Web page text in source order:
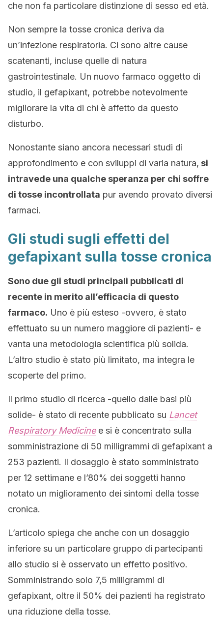
che non fa particolare distinzione di sesso ed età.
Non sempre la tosse cronica deriva da
un’infezione respiratoria. Ci sono altre cause
scatenanti, incluse quelle di natura
gastrointestinale. Un nuovo farmaco oggetto di
studio, il gefapixant, potrebbe notevolmente
migliorare la vita di chi è affetto da questo
disturbo.
Nonostante siano ancora necessari studi di
approfondimento e con sviluppi di varia natura, si
intravede una qualche speranza per chi soffre
di tosse incontrollata pur avendo provato diversi
farmaci.
Gli studi sugli effetti del
gefapixant sulla tosse cronica
Sono due gli studi principali pubblicati di
recente in merito all’efficacia di questo
farmaco. Uno è più esteso -ovvero, è stato
effettuato su un numero maggiore di pazienti- e
vanta una metodologia scientifica più solida.
L’altro studio è stato più limitato, ma integra le
scoperte del primo.
Il primo studio di ricerca -quello dalle basi più
solide- è stato di recente pubblicato su Lancet
Respiratory Medicinee si è concentrato sulla
somministrazione di 50 milligrammi di gefapixant a
253 pazienti. Il dosaggio è stato somministrato
per 12 settimane e l’80% dei soggetti hanno
notato un miglioramento dei sintomi della tosse
cronica.
L’articolo spiega che anche con un dosaggio
inferiore su un particolare gruppo di partecipanti
allo studio si è osservato un effetto positivo.
Somministrando solo 7,5 milligrammi di
gefapixant, oltre il 50% dei pazienti ha registrato
una riduzione della tosse.